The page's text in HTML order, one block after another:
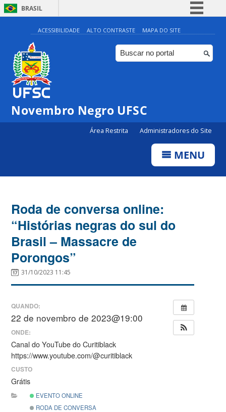
BRASIL
Simplifique!
Comunica BR
Participe
ACESSIBILIDADE ALTO CONTRASTE MAPA DO SITE
Novembro Negro UFSC
Área Restrita Administradores do Site
MENU
Roda de conversa online:
“Histórias negras do sul do
Brasil – Massacre de
Porongos”
31/10/2023 11:45
QUANDO:
22 de novembro de 2023@19:00
ONDE:
Canal do YouTube do Curitiblack
https://www.youtube.com/@curitiblack
CUSTO
Grátis
EVENTO ONLINE
RODA DE CONVERSA